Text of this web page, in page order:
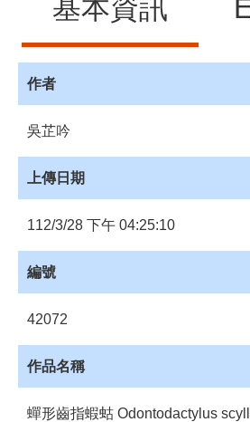
專
頁
入
網
站
覽
基本資訊
作者
吳芷吟
上傳日期
112/3/28 下午 04:25:10
編號
42072
作品名稱
蟬形齒指蝦蛄 Odontodactylus